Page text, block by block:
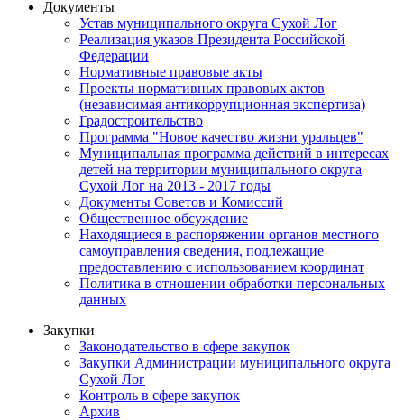
Документы
Устав муниципального округа Сухой Лог
Реализация указов Президента Российской
Федерации
Нормативные правовые акты
Проекты нормативных правовых актов
(независимая антикоррупционная экспертиза)
Градостроительство
Программа "Новое качество жизни уральцев"
Муниципальная программа действий в интересах
детей на территории муниципального округа
Сухой Лог на 2013 - 2017 годы
Документы Советов и Комиссий
Общественное обсуждение
Находящиеся в распоряжении органов местного
самоуправления сведения, подлежащие
предоставлению с использованием координат
Политика в отношении обработки персональных
данных
Закупки
Законодательство в сфере закупок
Закупки Администрации муниципального округа
Сухой Лог
Контроль в сфере закупок
Архив